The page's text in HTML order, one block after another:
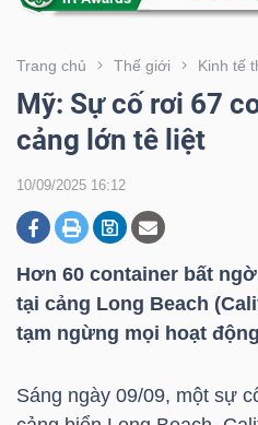
Trang chủ Thế giới Kinh tế
Mỹ: Sự cố rơi 67
cảng lớn tê liệt
10/09/2025 16:12
Hơn 60 container bất
tại cảng Long Beach
tạm ngừng mọi hoạt
Sáng ngày 09/09, một sự
VIETSTOCK
CHỨNG
DOANH
NGHIỆP
BẤT